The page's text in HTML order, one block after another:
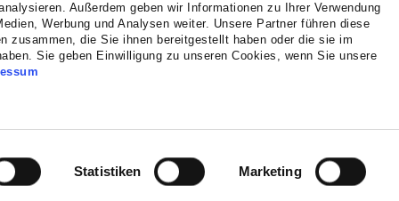
Außerdem geben wir Informationen zu Ihrer Verwendung
Werbung und Analysen weiter. Unsere Partner führen diese
zusammen, die Sie ihnen bereitgestellt haben oder die sie im
Sie geben Einwilligung zu unseren Cookies, wenn Sie unsere
Statistiken Marketing